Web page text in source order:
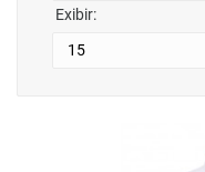
Exibir: